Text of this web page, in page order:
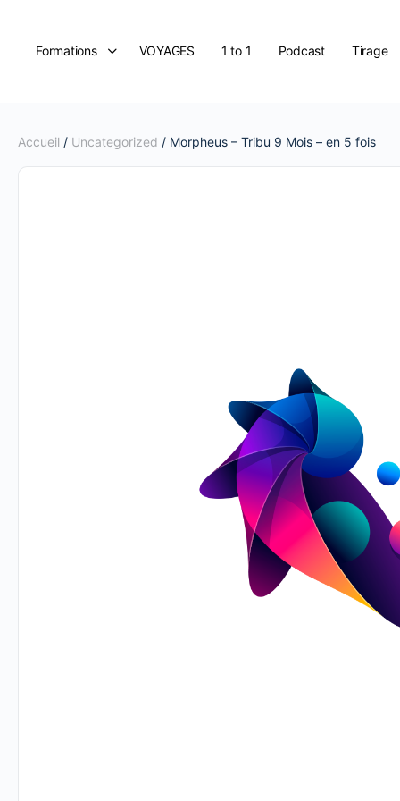
Formations VOYAGES 1 to 1 Podcast Tirage
Accueil / Uncategorized / Morpheus – Tribu 9 Mois – en 5 fois